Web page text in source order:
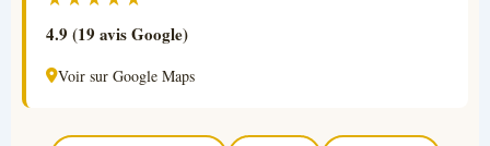
4.9 (19 avis Google)
Voir sur Google Maps